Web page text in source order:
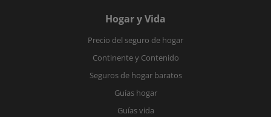
Hogar y Vida
Precio del seguro de hogar
Continente y Contenido
Seguros de hogar baratos
Guías hogar
Guías vida